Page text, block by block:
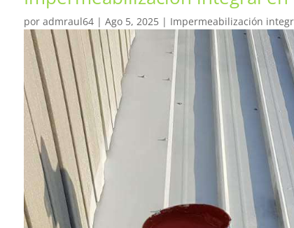
por admraul64| Ago 5, 2025| Impermeabilización